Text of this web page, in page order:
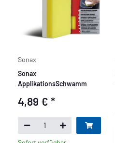
Sonax
Sonax
ApplikationsSchwamm
4,89 €*